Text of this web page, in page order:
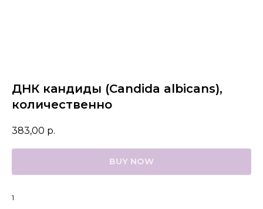
ДНК кандиды (Сandida albicans),
количественно
383,00 р.
BUY NOW
1